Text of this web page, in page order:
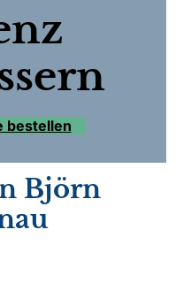
bestellen
Björn